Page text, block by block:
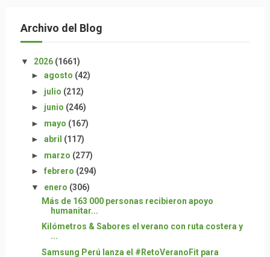
Archivo del Blog
▼ 2026 (1661)
► agosto (42)
► julio (212)
► junio (246)
► mayo (167)
► abril (117)
► marzo (277)
► febrero (294)
▼ enero (306)
Más de 163 000 personas recibieron apoyo
humanitar...
Kilómetros & Sabores el verano con ruta costera y
...
Samsung Perú lanza el #RetoVeranoFit para